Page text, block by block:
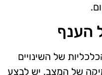
הענף
של השינויים
של המצב. יש לבצע